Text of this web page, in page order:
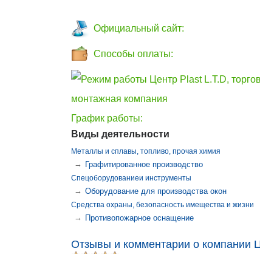
Официальный сайт:
Способы оплаты:
График работы:
Виды деятельности
Металлы и сплавы, топливо, прочая химия
→ Графитированное производство
Спецоборудованиеи инструменты
→ Оборудование для производства окон
Средства охраны, безопасность имещества и жизни
→ Противопожарное оснащение
Отзывы и комментарии о компании